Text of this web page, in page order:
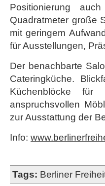
Positionierung
Quadratmeter große
mit geringem
für Ausstellungen,
Der benachbarte
Cateringküche.
Küchenblöcke
anspruchsvollen
zur Ausstattung der
Info:
Tags: Berliner